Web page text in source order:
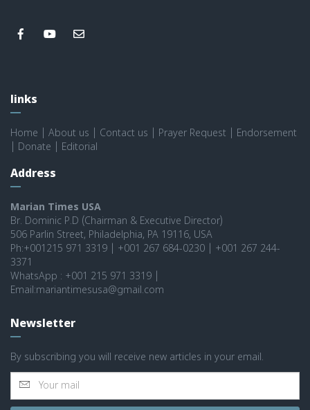
links
Home About us Contact us Prayer Request
Endorsement
Donate Editorial
Address
Marian Times USA
Br. Dominic P.D (Chairman & Executive Director)
506 Parlin Street, Philadelphia, PA 19116, USA
Ph:+001215 971 3319 | +001 267 684-0230 | +001 267 244-
3371
WhatsApp : +001 215 971 3319 |
Email:mariantimesusa@gmail.com
Newsletter
By subscribing you will receive new articles in your email.